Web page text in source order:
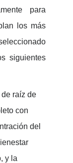
para
los más
siguientes
raíz de
con
del
y la